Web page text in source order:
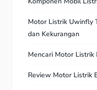
Motor Listrik Uwinfly
dan Kekurangan
Mencari Motor Listrik
Review Motor Listrik